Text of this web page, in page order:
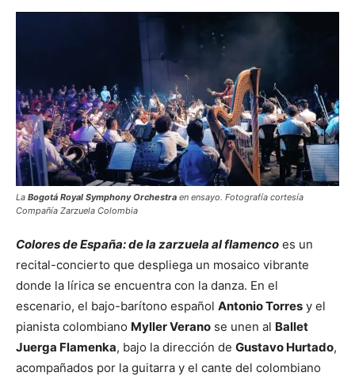
La Bogotá Royal Symphony Orchestra en ensayo. Fotografía cortesía
Compañía Zarzuela Colombia
Colores de España: de la zarzuela al flamenco es un
recital-concierto que despliega un mosaico vibrante
donde la lírica se encuentra con la danza. En el
escenario, el bajo-barítono español Antonio Torres y el
pianista colombiano Myller Verano se unen al Ballet
Juerga Flamenka, bajo la dirección de Gustavo Hurtado,
acompañados por la guitarra y el cante del colombiano